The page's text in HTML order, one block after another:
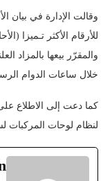
وقالت الإدارة في بيان
للأرقام الأكثر تـميزا
والمقرّر بيعها بالمزاد
خلال ساعات الدوام
كما دعت إلى الاطلاع
لنظام لوحات المركبات لسنة 2006، بتاريخ 4 حزيران